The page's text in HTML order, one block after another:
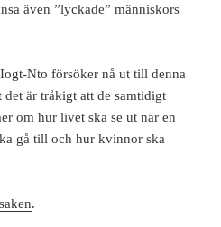
även ”lyckade” människors
Nto försöker nå ut till denna
är tråkigt att de samtidigt
om hur livet ska se ut när en
gå till och hur kvinnor ska
.